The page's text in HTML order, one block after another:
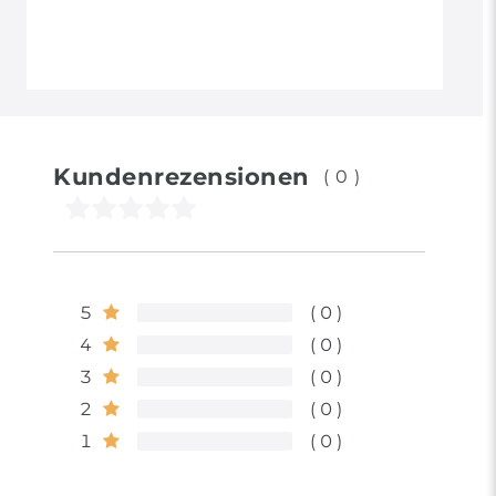
Kundenrezensionen (0)
5
0
4
0
3
0
2
0
1
0